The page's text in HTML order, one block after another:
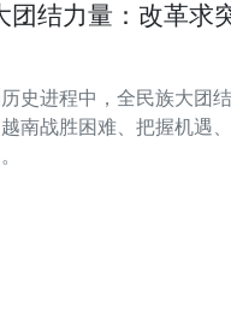
团结力量：改革求
史进程中，全民族大团
南战胜困难、把握机遇